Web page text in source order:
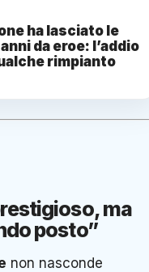
ha lasciato le
da eroe: l’addio
rimpianto
ma
posto”
non nasconde